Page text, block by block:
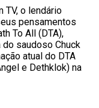
TV, o lendário
pensamentos
To All (DTA),
saudoso Chuck
atual do DTA
e Dethklok) na